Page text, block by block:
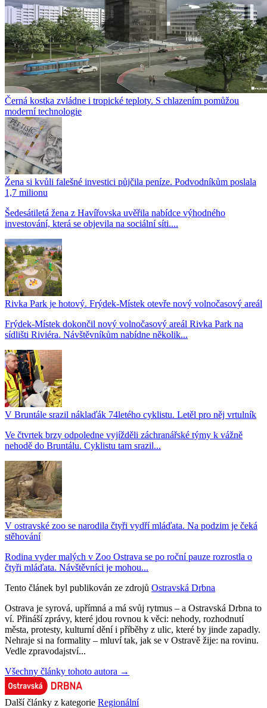
Černá kostka zvládne i tropické teploty. S chlazením pomůžou
moderní technologie
Žena si kvůli falešné investici půjčila peníze. Podvodníkům poslala
1,7 milionu
Šedesátiletá žena z Havířovska uvěřila nabídce výhodného
investování, která se objevila na sociální síti....
Rivka Park je hotový. Frýdek-Místek otevře nový volnočasový areál
Frýdek-Místek dokončil nový volnočasový areál Rivka Park na
sídlišti Riviéra. Návštěvníkům nabídne několik...
V Bruntále srazil náklaďák 74letého cyklistu. Letěl pro něj vrtulník
Ve čtvrtek brzy odpoledne vyjížděli záchranářské týmy k vážně
nehodě do Bruntálu. Cyklistu tam srazil...
V ostravské zoo se narodila čtyři vydří mláďata. Na podzim je čeká
stěhování
Rodina vyder malých v Zoo Ostrava se po roční pauze rozrostla o
čtyři mláďata. Návštěvníci je mohou...
Tento článek byl publikován ze zdrojů Ostravská Drbna
Ostrava je syrová, upřímná a má svůj rytmus – a Ostravská Drbna to
ví. Přináší zprávy, které jdou rovnou k věci: nehody, rozhodnutí
města, protesty, kulturní dění i příběhy z ulic, které by jinde zapadly.
Nehraje si na formality – mluví tak, jak se v Ostravě žije: na rovinu.
Vedle zpravodajství...
Všechny články tohoto autora →
Další články z kategorie Regionální